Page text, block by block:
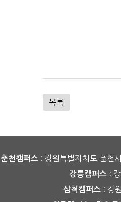
목록
춘천캠퍼스 : 강원특별자치도 춘천
강릉캠퍼스 :
삼척캠퍼스: 강